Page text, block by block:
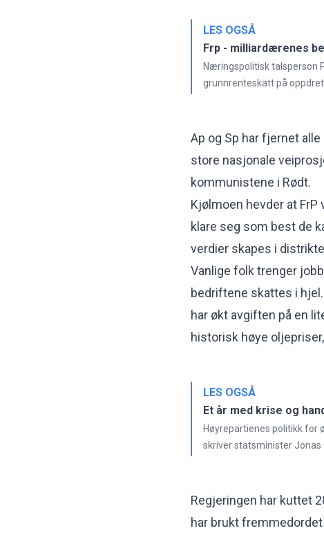
LES OGSÅ
Frp - milliardærenes
Næringspolitisk talsperson
grunnrenteskatt på
Ap og Sp har fjernet
store nasjonale
kommunistene i Rødt.
Kjølmoen hevder at
klare seg som best de
verdier skapes i
Vanlige folk trenger
bedriftene skattes i
har økt avgiften på en
historisk høye
LES OGSÅ
Et år med krise og
Høyrepartienes politikk for
skriver statsminister Jonas
Regjeringen har kuttet
har brukt